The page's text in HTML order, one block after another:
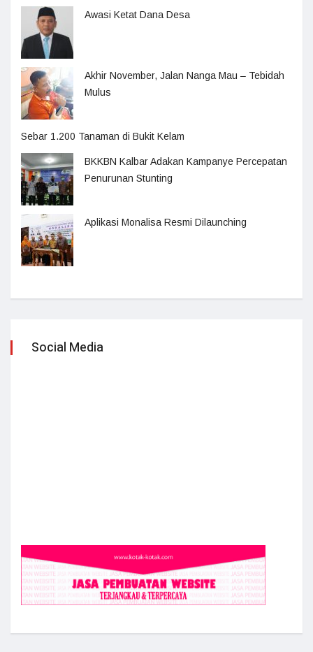
Awasi Ketat Dana Desa
Akhir November, Jalan Nanga Mau – Tebidah
Mulus
Sebar 1.200 Tanaman di Bukit Kelam
BKKBN Kalbar Adakan Kampanye Percepatan
Penurunan Stunting
Aplikasi Monalisa Resmi Dilaunching
Social Media